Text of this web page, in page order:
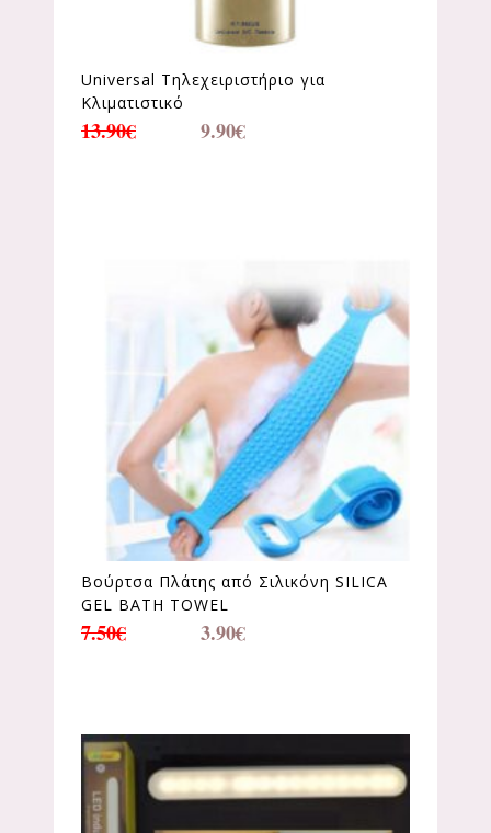
Universal Τηλεχειριστήριο για
Κλιματιστικό
13.90€ 9.90€
Βούρτσα Πλάτης από Σιλικόνη SILICA
GEL BATH TOWEL
7.50€ 3.90€